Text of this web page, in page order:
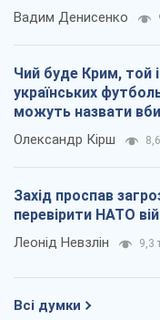
Вадим Денисенко
Чий буде Крим, той
українських
можуть назвати
Олександр Кірш
Захід проспав
перевірити НАТО
Леонід Невзлін 9,3
Всі думки